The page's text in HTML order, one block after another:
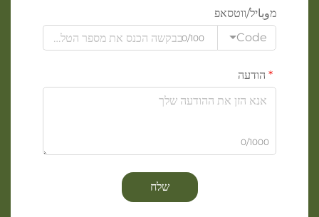
מوباיל/ווטסאפ
Code
0/100
הודעה
0/1000
שלח